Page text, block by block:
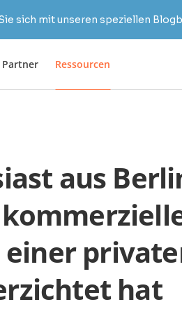
sich mit unseren speziellen
Partner Ressourcen
aus
hat